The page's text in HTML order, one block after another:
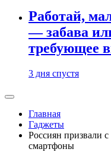
Работай,
— забава
требующее
3 дня спустя
Главная
Гаджеты
Россиян призвали
смартфоны